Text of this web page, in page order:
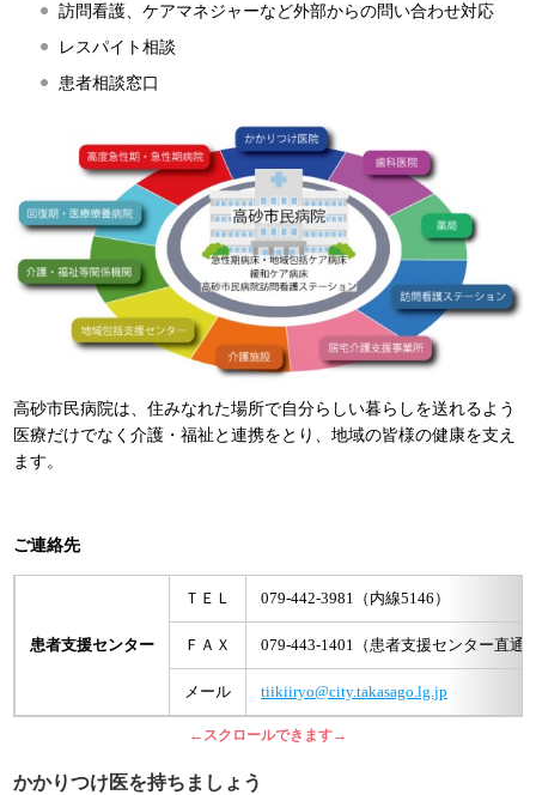
訪問看護、ケアマネジャーなど外部からの問い合わせ対応
レスパイト相談
患者相談窓口
高砂市民病院は、住みなれた場所で自分らしい暮らしを送れるよう
医療だけでなく介護・福祉と連携をとり、地域の皆様の健康を支え
ます。
ご連絡先
患者支援センター
ＴＥＬ 079-442-3981（内線5146）
ＦＡＸ 079-443-1401（患者支援センター直通
メール tiikiiryo@city.takasago.lg.jp
←スクロールできます→
かかりつけ医を持ちましょう